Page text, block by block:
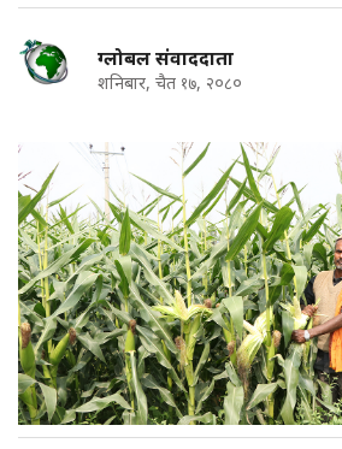
ग्लोबल संवाददाता
शनिबार, चैत १७, २०८०